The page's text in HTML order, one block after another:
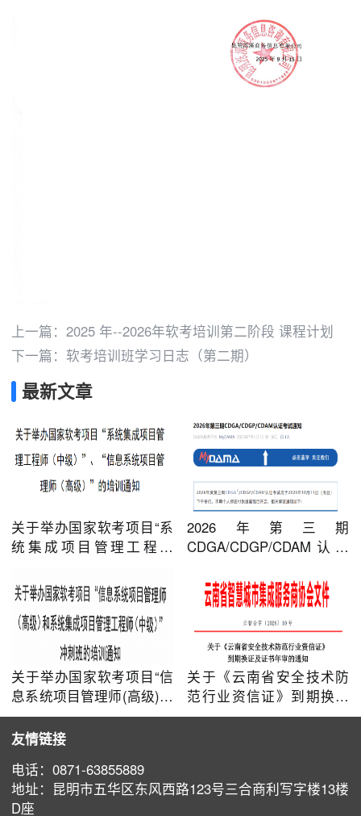
上一篇：2025 年--2026年软考培训第二阶段 课程计划
下一篇：软考培训班学习日志（第二期）
最新文章
关于举办国家软考项目“系
统集成项目管理工程师
管理师（高级）”的培训通
知
2026年第三期
CDGA/CDGP/CDAM认证
关于举办国家软考项目“信
息系统项目管理师(高级)和
系统集成项目管理工程师
(中级)”冲刺班的培训通知
关于《云南省安全技术防
范行业资信证》到期换证
及证书年审的通知
友情链接
电话：0871-63855889
地址：昆明市五华区东风西路123号三合商利写字楼13楼
D座